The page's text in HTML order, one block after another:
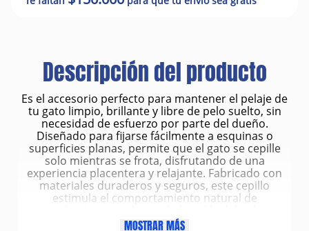
Descripción del producto
Es el accesorio perfecto para mantener el pelaje de
tu gato limpio, brillante y libre de pelo suelto, sin
necesidad de esfuerzo por parte del dueño.
Diseñado para fijarse fácilmente a esquinas o
superficies planas, permite que el gato se cepille
solo mientras se frota, disfrutando de una
experiencia placentera y relajante. Fabricado con
materiales duraderos y seguros, este cepillo
estimula el comportamiento natural de
manteniendo el hogar más limpio.
MOSTRAR MÁS